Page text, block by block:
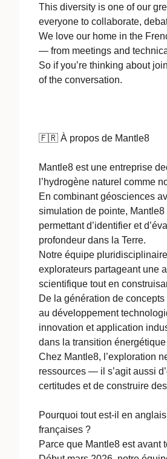
This diversity is one of our
everyone to collaborate,
We love our home in the
— from meetings and
So if you’re thinking about
of the conversation.
🇫🇷 À propos de Mantle8
Mantle8 est une entreprise
l’hydrogène naturel comme
En combinant géosciences
simulation de pointe,
permettant d’identifier et
profondeur dans la Terre.
Notre équipe
explorateurs partageant une
scientifique tout en
De la génération de
au développement
innovation et application
dans la transition
Chez Mantle8, l’exploration
ressources — il s’agit aussi
certitudes et de construire
Pourquoi tout est-il en
françaises ?
Parce que Mantle8 est avant